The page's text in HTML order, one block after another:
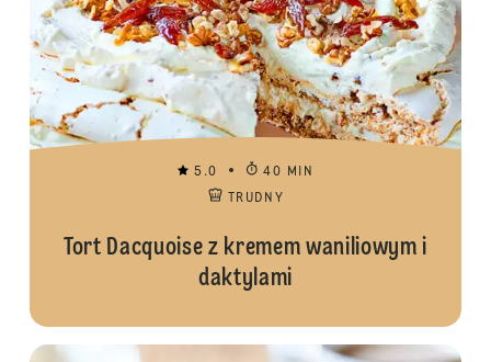
5.0
40 MIN
TRUDNY
Tort Dacquoise z kremem waniliowym i
daktylami